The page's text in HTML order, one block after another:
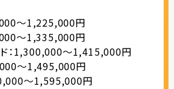
～1,225,000円
～1,335,000円
ド：1,300,000～1,415,000円
～1,495,000円
～1,595,000円